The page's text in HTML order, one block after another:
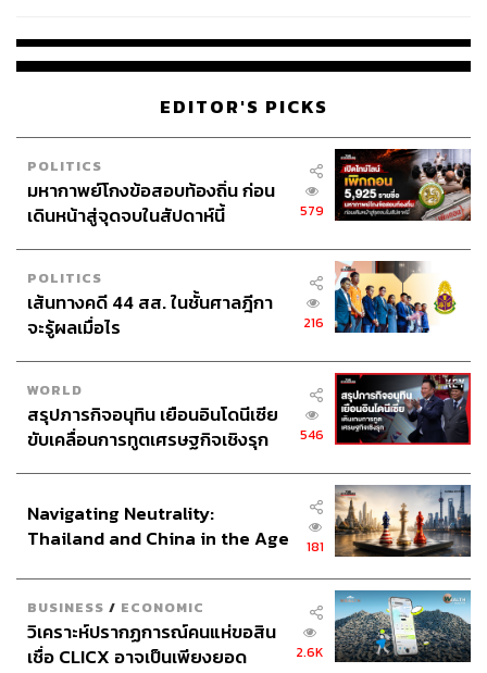
อีโอไปโดยสิ้นเชิง
เว็บข่าวหลายสำนักตั้งข้อสังเกตว่าจากประสบการณ์การ
เฉพาะกระแสตอบโต้ตอนเข้าซื้อกิจการ Expedia บวกกับ
ความมุ่งมั่นในฐานะผู้นำของเขา น่าจะส่งผลดีต่ออนาคตของ
Uber อยู่ไม่น้อย
“เราประกาศซื้อ Expedia และก่อนปิดดีล ก็มีกระแสโจมตี
เกิดขึ้น ตอนนั้นเรามีโอกาสที่จะถอนตัว แต่แบร์รี (Barry
Networks/IAC
) บอกว่า ‘ยังไงคนเราก็จะต้องหาที่อยู่ หาที่
เที่ยว’ เราจึงเดินหน้าต่อ” (โควตจาก
Bloomberg)
https://www.youtube.com/watch?v=AsiiqlodKvU
เขาเป็นซีอีโอที่มีภาพลักษณ์ ‘แข็งแกร่ง’ มากที่สุดคนหนึ่ง
ภาพที่สื่อส่วนใหญ่นำเสนอเกี่ยวกับเขานั้น ฉายแววถึง
ความเป็นผู้นำที่แข็งแกร่ง มีวุฒิภาวะความเป็นผู้นำ และดู
เหมือนว่าตัวเขาก็พยายามสะท้อนมันออกมาผ่านจุดยืน ความ
คิด และคำพูดต่อหน้าผู้อื่น
วันที่ 30 สิงหาคม เขาได้พบปะกับเหล่าพนักงาน Uber ที่มา
รวมตัวกันในงานประชุม All-Hands ของบริษัทเป็นครั้งแรก
และค่อนข้างน่าประทับใจ
“ผมจะไม่โกหกพวกคุณ”
“ผมเป็นนักสู้ ผมเอาด้วยหมด ผมจะทุ่มเทกำลังทั้งหมดที่มี
เพื่อต่อสู้” เขากล่าว
EDITOR'S PICKS
POLITICS
มหากาพย์โกงข้อสอบท้องถิ่น ก่อน
เดินหน้าสู่จุดจบในสัปดาห์นี้
579
POLITICS
เส้นทางคดี 44 สส. ในชั้นศาลฎีกา
จะรู้ผลเมื่อไร
216
WORLD
สรุปภารกิจอนุทิน เยือนอินโดนีเซีย
ขับเคลื่อนการทูตเศรษฐกิจเชิงรุก
546
Navigating Neutrality:
Thailand and China in the Age
181
BUSINESS / ECONOMIC
วิเคราะห์ปรากฏการณ์คนแห่ขอสิน
เชื่อ CLICX อาจเป็นเพียงยอด
2.6K